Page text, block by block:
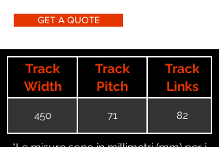
GET A QUOTE
Track
Width
Track
Pitch
Track
Links
450 71 82